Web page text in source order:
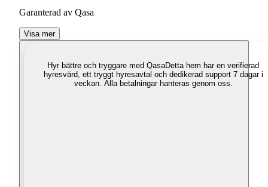
Garanterad av Qasa
Visa mer
Hyr bättre och tryggare med QasaDetta hem har en verifierad
hyresvärd, ett tryggt hyresavtal och dedikerad support 7 dagar i
veckan. Alla betalningar hanteras genom oss.